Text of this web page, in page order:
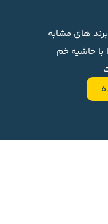
های مشابه
حاشیه خم